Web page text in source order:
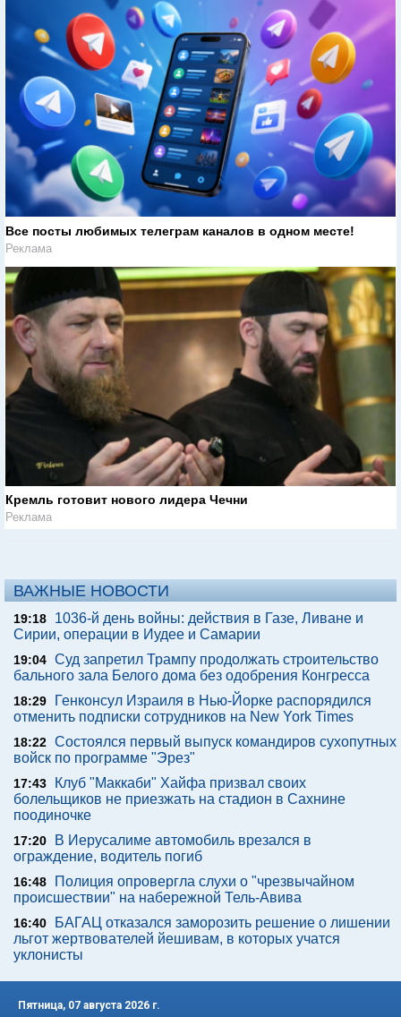
Все посты любимых телеграм каналов в одном месте!
Реклама
Кремль готовит нового лидера Чечни
Реклама
ВАЖНЫЕ НОВОСТИ
19:18
1036-й день войны: действия в Газе, Ливане и
Сирии, операции в Иудее и Самарии
19:04 Суд запретил Трампу продолжать строительство
бального зала Белого дома без одобрения Конгресса
18:29
Генконсул Израиля в Нью-Йорке распорядился
отменить подписки сотрудников на New York Times
18:22 Состоялся первый выпуск командиров сухопутных
войск по программе "Эрез"
17:43
Клуб "Маккаби" Хайфа призвал своих
болельщиков не приезжать на стадион в Сахнине
поодиночке
17:20
В Иерусалиме автомобиль врезался в
ограждение, водитель погиб
16:48
Полиция опровергла слухи о "чрезвычайном
происшествии" на набережной Тель-Авива
16:40
БАГАЦ отказался заморозить решение о лишении
льгот жертвователей йешивам, в которых учатся
уклонисты
Пятница, 07 августа 2026 г.